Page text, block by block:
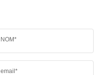
NOM*
email*